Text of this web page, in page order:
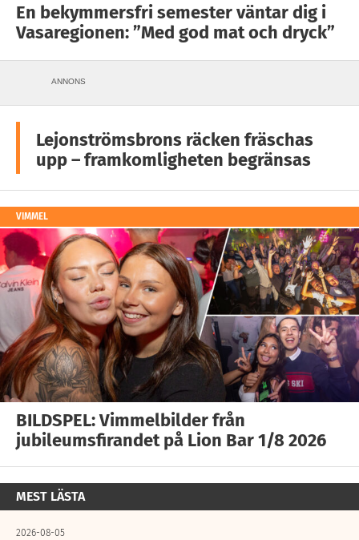
En bekymmersfri semester väntar dig i
Vasaregionen: ”Med god mat och dryck”
ANNONS
Lejonströmsbrons räcken fräschas
upp – framkomligheten begränsas
VIMMEL
BILDSPEL: Vimmelbilder från
jubileumsfirandet på Lion Bar 1/8 2026
MEST LÄSTA
2026-08-05